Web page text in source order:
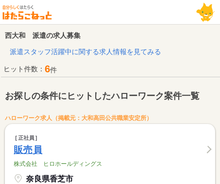
西大和 派遣の求人募集
派遣スタッフ活躍中に関する求人情報を見てみる
ヒット件数： 6件
お探しの条件にヒットしたハローワーク案件一覧
ハローワーク求人（掲載元：大和高田公共職業安定所）
正社員
販売員
株式会社 ヒロホールディングス
奈良県香芝市